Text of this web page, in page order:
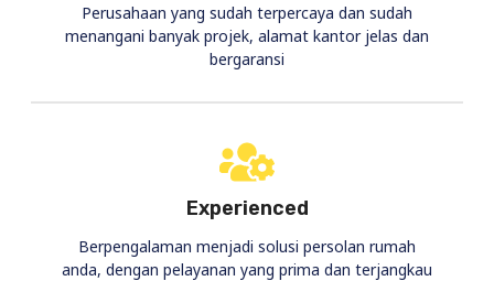
Perusahaan yang sudah terpercaya dan sudah
menangani banyak projek, alamat kantor jelas dan
bergaransi
Experienced
Berpengalaman menjadi solusi persolan rumah
anda, dengan pelayanan yang prima dan terjangkau